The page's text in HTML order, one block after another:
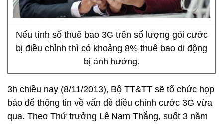
Nếu tính số thuê bao 3G trên số lượng gói cước
bị điều chỉnh thì có khoảng 8% thuê bao di động
bị ảnh hưởng.
3h chiều nay (8/11/2013), Bộ TT&TT sẽ tổ chức họp
báo để thông tin về vấn đề điều chỉnh cước 3G vừa
qua. Theo Thứ trưởng Lê Nam Thắng, suốt 3 năm